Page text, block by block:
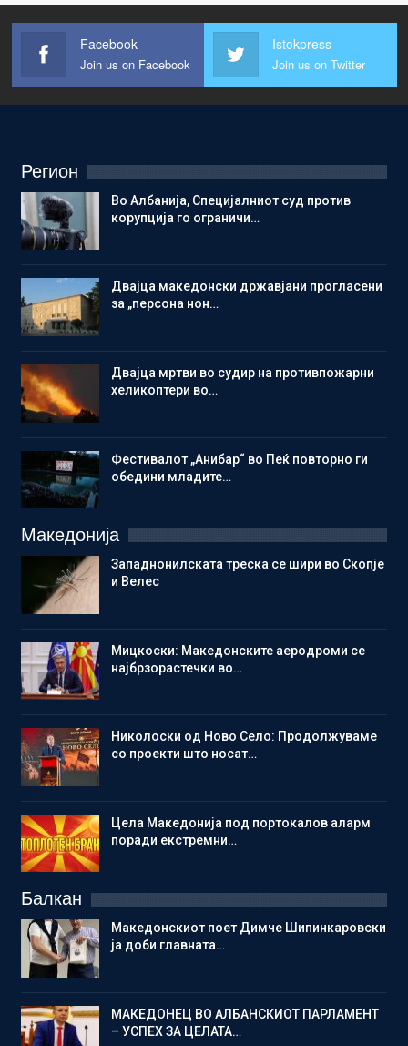
Facebook
Join us on Facebook
Istokpress
Join us on Twitter
Регион
Во Албанија, Специјалниот суд против
корупција го ограничи…
Двајца македонски државјани прогласени
за „персона нон…
Двајца мртви во судир на противпожарни
хеликоптери во…
Фестивалот „Анибар“ во Пеќ повторно ги
обедини младите…
Македонија
Западнонилската треска се шири во Скопје
и Велес
Мицкоски: Македонските аеродроми се
најбрзорастечки во…
Николоски од Ново Село: Продолжуваме
со проекти што носат…
Цела Македонија под портокалов аларм
поради екстремни…
Балкан
Македонскиот поет Димче Шипинкаровски
ја доби главната…
МАКЕДОНЕЦ ВО АЛБАНСКИОТ ПАРЛАМЕНТ
– УСПЕХ ЗА ЦЕЛАТА…